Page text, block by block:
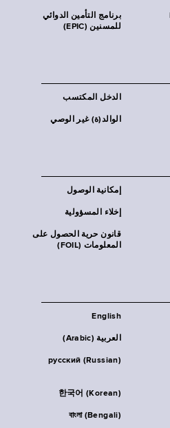
برنامج التأمين الدوائي
للمسنين (EPIC)
الدخل المكتسب
الوالد(ة) غير الوصي
إمكانية الوصول
إخلاء المسؤولية
قانون حرية الحصول على
المعلومات (FOIL)
English
العربية (Arabic)
русский (Russian)
한국어 (Korean)
বাংলা (Bengali)